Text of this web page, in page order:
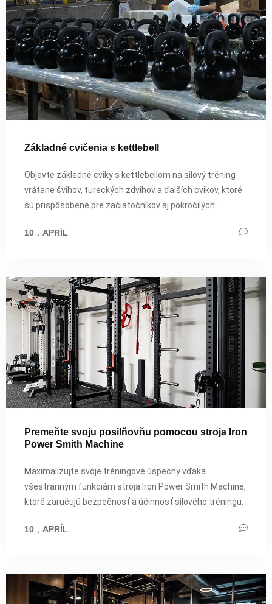
Základné cvičenia s kettlebell
Objavte základné cviky s kettlebellom na silový tréning
vrátane švihov, tureckých zdvihov a ďalších cvikov, ktoré
sú prispôsobené pre začiatočníkov aj pokročilých.
10 ， APRÍL
Premeňte svoju posilňovňu pomocou stroja Iron
Power Smith Machine
Maximalizujte svoje tréningové úspechy vďaka
všestranným funkciám stroja Iron Power Smith Machine,
ktoré zaručujú bezpečnosť a účinnosť silového tréningu.
10 ， APRÍL